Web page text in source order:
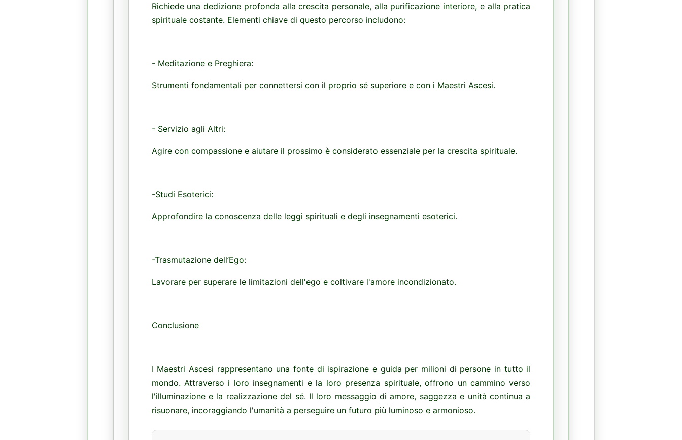
Richiede una dedizione profonda alla crescita personale, alla purificazione interiore, e alla pratica
spirituale costante. Elementi chiave di questo percorso includono:
- Meditazione e Preghiera:
Strumenti fondamentali per connettersi con il proprio sé superiore e con i Maestri Ascesi.
- Servizio agli Altri:
Agire con compassione e aiutare il prossimo è considerato essenziale per la crescita spirituale.
-Studi Esoterici:
Approfondire la conoscenza delle leggi spirituali e degli insegnamenti esoterici.
-Trasmutazione dell’Ego:
Lavorare per superare le limitazioni dell'ego e coltivare l'amore incondizionato.
Conclusione
I Maestri Ascesi rappresentano una fonte di ispirazione e guida per milioni di persone in tutto il
mondo. Attraverso i loro insegnamenti e la loro presenza spirituale, offrono un cammino verso
l'illuminazione e la realizzazione del sé. Il loro messaggio di amore, saggezza e unità continua a
risuonare, incoraggiando l'umanità a perseguire un futuro più luminoso e armonioso.